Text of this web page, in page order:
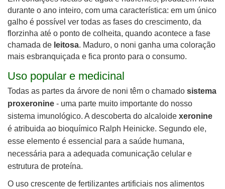
durante o ano inteiro, com uma característica: em um único
galho é possível ver todas as fases do crescimento, da
florzinha até o ponto de colheita, quando acontece a fase
chamada de leitosa. Maduro, o noni ganha uma coloração
mais esbranquiçada e fica pronto para o consumo.
Uso popular e medicinal
Todas as partes da árvore de noni têm o chamado sistema
proxeronine - uma parte muito importante do nosso
sistema imunológico. A descoberta do alcaloide xeronine
é atribuida ao bioquímico Ralph Heinicke. Segundo ele,
esse elemento é essencial para a saúde humana,
necessária para a adequada comunicação celular e
estrutura de proteína.
O uso crescente de fertilizantes artificiais nos alimentos